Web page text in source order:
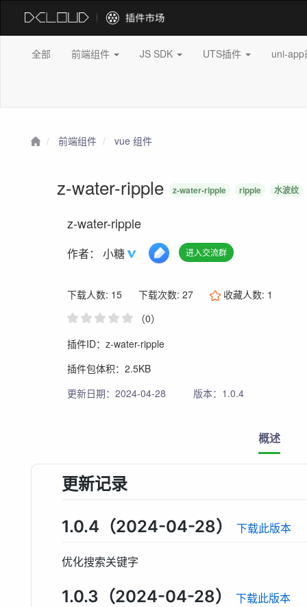
全部 前端组件 JS SDK UTS插件 uni-
前端组件 vue 组件
z-water-ripple z-water-ripple ripple 水波纹
z-water-ripple
作者：小糖 进入交流群
下载人数: 15 下载次数: 27 收藏人数: 1
（0）
插件ID：z-water-ripple
插件包体积：2.5KB
更新日期：2024-04-28
版本：1.0.4
概述
更新记录
1.0.4（2024-04-28） 下载此版本
优化搜索关键字
1.0.3（2024-04-28） 下载此版本